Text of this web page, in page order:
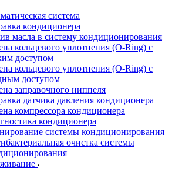
система
кондиционера
масла в систему кондиционирования
кольцевого уплотнения (O-Ring) с
доступом
кольцевого уплотнения (O-Ring) с
доступом
заправочного ниппеля
датчика давления кондиционера
компрессора кондиционера
кондиционера
системы кондиционирования
очистка системы